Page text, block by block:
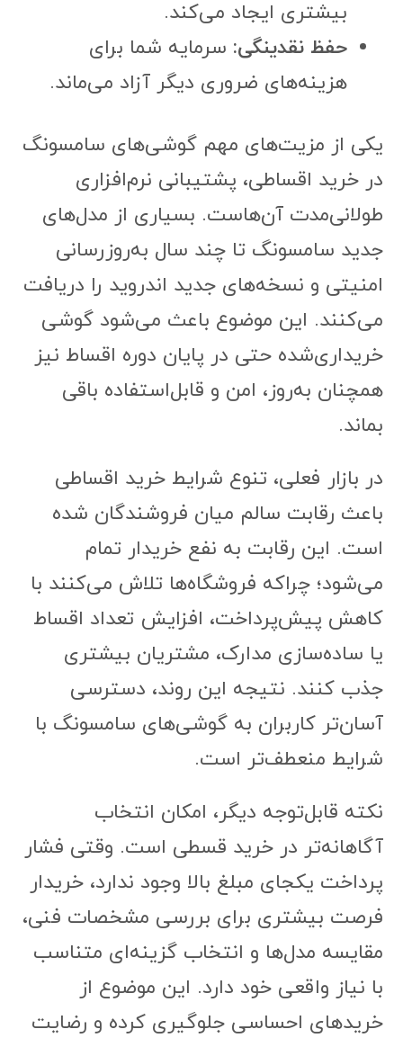
بیشتری ایجاد می‌کند.
حفظ نقدینگی: سرمایه شما برای
هزینه‌های ضروری دیگر آزاد می‌ماند.
یکی از مزیت‌های مهم گوشی‌های سامسونگ
در خرید اقساطی، پشتیبانی نرم‌افزاری
طولانی‌مدت آن‌هاست. بسیاری از مدل‌های
جدید سامسونگ تا چند سال به‌روزرسانی
امنیتی و نسخه‌های جدید اندروید را دریافت
می‌کنند. این موضوع باعث می‌شود گوشی
خریداری‌شده حتی در پایان دوره اقساط نیز
همچنان به‌روز، امن و قابل‌استفاده باقی
بماند.
در بازار فعلی، تنوع شرایط خرید اقساطی
باعث رقابت سالم میان فروشندگان شده
است. این رقابت به نفع خریدار تمام
می‌شود؛ چراکه فروشگاه‌ها تلاش می‌کنند با
کاهش پیش‌پرداخت، افزایش تعداد اقساط
یا ساده‌سازی مدارک، مشتریان بیشتری
جذب کنند. نتیجه این روند، دسترسی
آسان‌تر کاربران به گوشی‌های سامسونگ با
شرایط منعطف‌تر است.
نکته قابل‌توجه دیگر، امکان انتخاب
آگاهانه‌تر در خرید قسطی است. وقتی فشار
پرداخت یکجای مبلغ بالا وجود ندارد، خریدار
فرصت بیشتری برای بررسی مشخصات فنی،
مقایسه مدل‌ها و انتخاب گزینه‌ای متناسب
با نیاز واقعی خود دارد. این موضوع از
خریدهای احساسی جلوگیری کرده و رضایت